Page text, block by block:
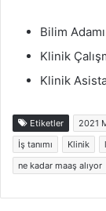
Bilim Adamı
Klinik
Klinik
Etiketler 2021
İş tanımı
Klinik
ne kadar maaş alıyor